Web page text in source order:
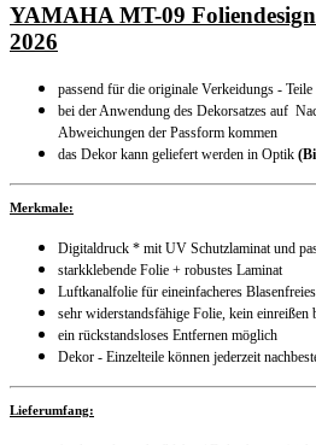
YAMAHA MT-09
2026
passend für die originale Verkeidungs - Teile
bei der Anwendung des Dekorsatzes auf
Abweichungen der Passform kommen
das Dekor kann geliefert werden in Optik
Merkmale:
Digitaldruck * mit UV Schutzlaminat und
starkklebende Folie + robustes Laminat
Luftkanalfolie für eineinfacheres
sehr widerstandsfähige Folie, kein einreißen
ein rückstandsloses Entfernen möglich
Dekor - Einzelteile können jederzeit
Lieferumfang: